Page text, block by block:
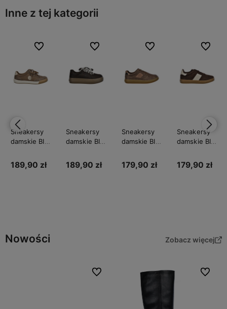
Inne z tej kategorii
Sneakersy
damskie BIG
UU274002
189,90 zł
Do ulubionych
Do ulubionych
Sneakersy
damskie BIG
UU274004
189,90 zł
Do ulubionych
Do ulubionych
Sneakersy
damskie BIG
UU274017
179,90 zł
Do ulubionych
Do ulubionych
Sneakersy
damskie BIG
UU274008
179,90 zł
Do
Do
Nowości Zobacz więcej
Do ulubionych Do